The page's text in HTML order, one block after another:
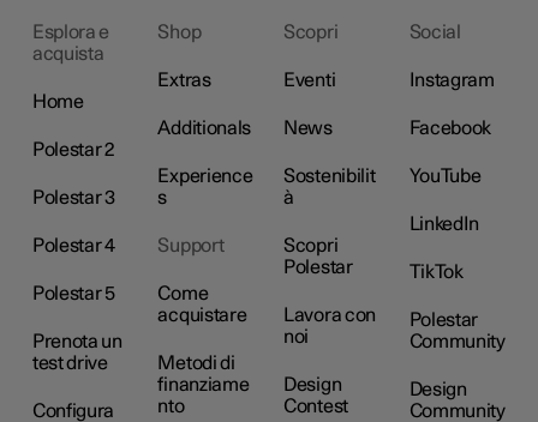
Esplora e
acquista
Home
Polestar 2
Polestar 3
Polestar 4
Polestar 5
Prenota un
test drive
Configura
Shop
Extras
Additionals
Experience
s
Support
Come
acquistare
Metodi di
finanziame
nto
Scopri
Eventi
News
Sostenibilit
à
Scopri
Polestar
Lavora con
noi
Design
Contest
Social
Instagram
Facebook
YouTube
LinkedIn
TikTok
Polestar
Community
Design
Community